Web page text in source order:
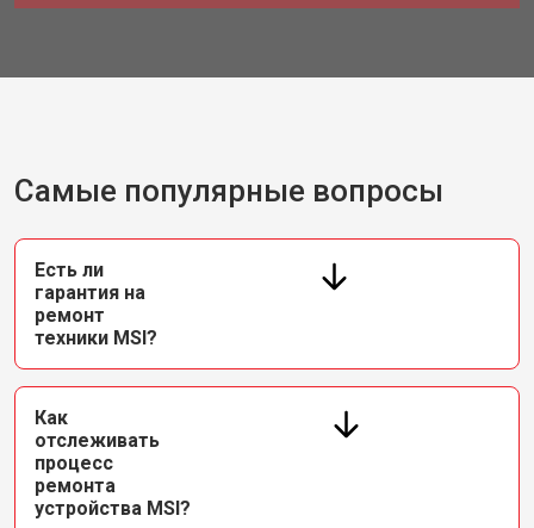
Самые популярные вопросы
Есть ли
гарантия на
ремонт
техники MSI?
Как
отслеживать
процесс
ремонта
устройства MSI?